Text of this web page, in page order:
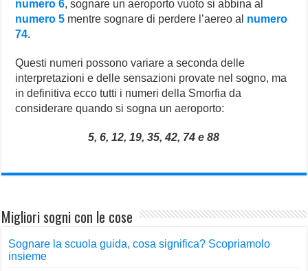
numero 6, sognare un aeroporto vuoto si abbina al
numero 5 mentre sognare di perdere l’aereo al numero
74.
Questi numeri possono variare a seconda delle
interpretazioni e delle sensazioni provate nel sogno, ma
in definitiva ecco tutti i numeri della Smorfia da
considerare quando si sogna un aeroporto:
5, 6, 12, 19, 35, 42, 74 e 88
Migliori sogni con le cose
Sognare la scuola guida, cosa significa? Scopriamolo
insieme